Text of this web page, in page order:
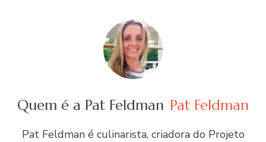
Quem é a Pat Feldman Pat Feldman
Pat Feldman é culinarista, criadora do Projeto